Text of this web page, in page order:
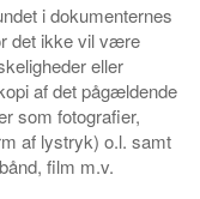
i dokumenternes
det ikke vil være
eller
af det pågældende
som fotografier,
af lystryk) o.l. samt
film m.v.